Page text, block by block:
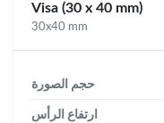
Visa (30 x 40 mm)
30x40 mm
حجم الصورة
ارتفاع الرأس